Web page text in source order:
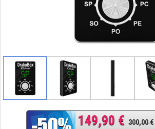
149,90 € 300,00 €